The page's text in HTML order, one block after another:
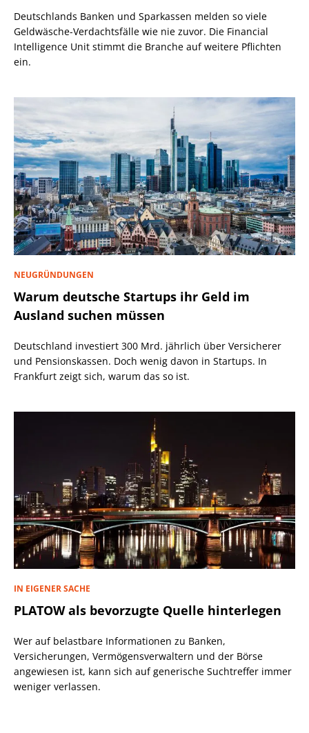
Deutschlands Banken und Sparkassen melden so viele
Geldwäsche-Verdachtsfälle wie nie zuvor. Die Financial
Intelligence Unit stimmt die Branche auf weitere Pflichten
ein.
NEUGRÜNDUNGEN
Warum deutsche Startups ihr Geld im
Ausland suchen müssen
Deutschland investiert 300 Mrd. jährlich über Versicherer
und Pensionskassen. Doch wenig davon in Startups. In
Frankfurt zeigt sich, warum das so ist.
IN EIGENER SACHE
PLATOW als bevorzugte Quelle hinterlegen
Wer auf belastbare Informationen zu Banken,
Versicherungen, Vermögensverwaltern und der Börse
angewiesen ist, kann sich auf generische Suchtreffer immer
weniger verlassen.